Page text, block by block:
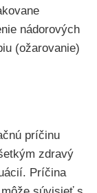
nádorových
(ožarovanie)
príčinu
zdravý
Príčina